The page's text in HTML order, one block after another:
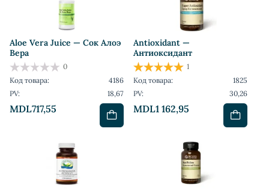
Aloe Vera Juice — Сок Алоэ
Вера
MDL717,55
0
Код товара:
4186
PV:
18,67
Antioxidant —
Антиоксидант
MDL1 162,95
1
Код товара:
1825
PV:
30,26